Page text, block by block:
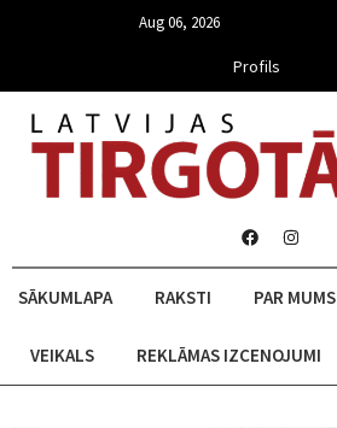
Aug 06, 2026
Profils
SĀKUMLAPA RAKSTI PAR MUMS
VEIKALS REKLĀMAS IZCENOJUMI